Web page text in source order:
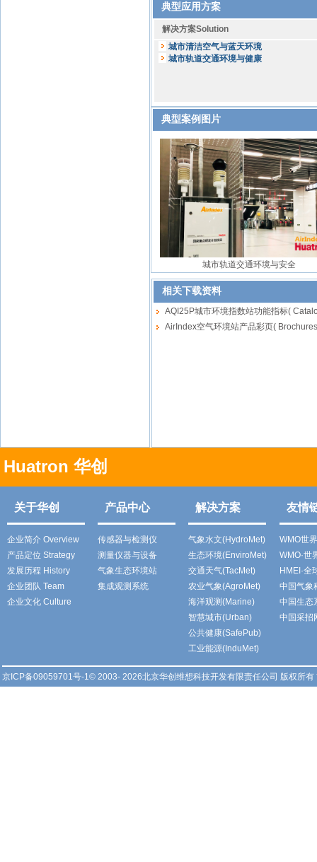
典型应用方案
解决方案Solution
城市清洁空气与蓝天环境
城市轨道交通环境与健康
典型案例图片
城市轨道交通环境与安全
相关下载资料
AQI25P城市环境指数站功能指标(
AirIndex空气环境站产品彩页(
Huatron 华创
关于华创 产品中心 解决方案 友情
企业简介 Overview
产品定位 Strategy
发展历程 History
企业团队 Team
企业文化 Culture
传感器与检测仪
测量仪器与设备
气象生态环境站
集成观测系统
气象水文(HydroMet)
生态环境(EnviroMet)
交通天气(TacMet)
农业气象(AgroMet)
海洋观测(Marine)
智慧城市(Urban)
公共健康(SafePub)
工业能源(InduMet)
WMO世
WMO·世
HMEI·全
中国气象
中国生态
中国采招
京ICP备09059701号-1© 2003- 2026北京华创维想科技开发有限责任公司 版权所有